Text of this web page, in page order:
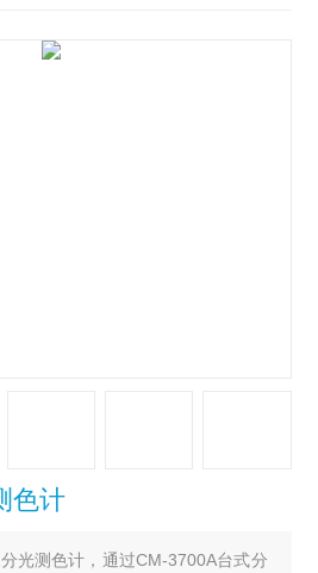
色计
光测色计，通过CM-3700A台式分